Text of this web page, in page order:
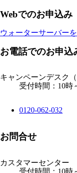
Webでのお申込み
ウォーターサーバー
お電話でのお申込
キャンペーンデスク
受付時間：10時
0120-062-032
お問合せ
カスタマーセンター
受付時間：10時